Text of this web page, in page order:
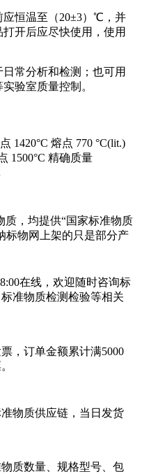
应恒温至（20±3）℃，并
开后应尽快使用，使用
常分析和检测；也可用
验室质量控制。
1420°C 熔点 770 °C(lit.)
1500°C 精确质量
质，均提供“国家标准物质
标物网上架的只是部分产
在线，欢迎随时咨询标
准物质检测检验等相关
，订单金额累计满5000
物质供应链，当日发货
质数量、规格型号、包